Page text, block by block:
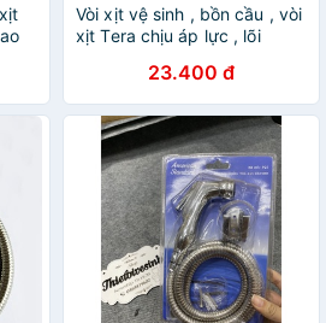
Vòi xịt vệ sinh , bồn cầu , vòi
xịt Tera chịu áp lực , lõi
23.400 đ